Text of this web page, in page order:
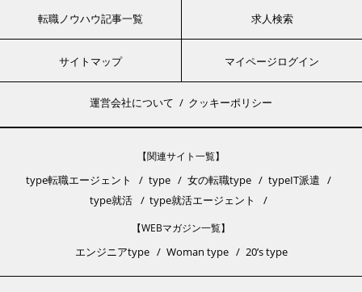
転職ノウハウ記事一覧 求人検索
サイトマップ マイページログイン
運営会社について クッキーポリシー
【関連サイト一覧】
type転職エージェント type 女の転職type
typeIT派遣
type就活
type就活エージェント
【WEBマガジン一覧】
エンジニアtype Woman type 20’s type